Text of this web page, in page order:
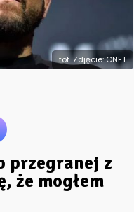
fot. Zdjęcie: CNET
przegranej z
że mogłem